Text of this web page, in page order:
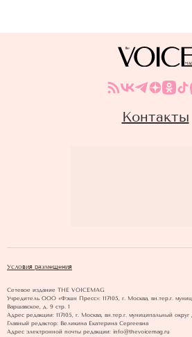
Контакты
Условия размещения
Сетевое издание THE VOICEMAG
Учредитель ООО «Фэшн Пресс»: 117105, г. Москва, вн.тер.г.
Варшавское, д. 9 стр. 1
Адрес редакции: 117105, г. Москва, вн.тер.г. муниципальный
Главный редактор: Великина Екатерина Сергеевна
Адрес электронной почты редакции: info@thevoicemag.ru